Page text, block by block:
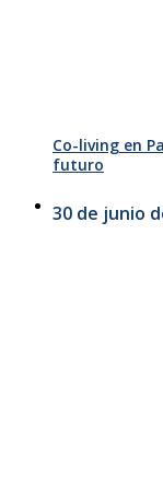
Co-living en
futuro
30 de junio